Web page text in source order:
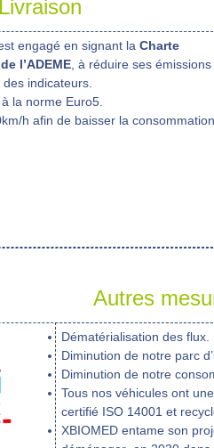
Livraison
engagé en signant la Charte
l’ADEME , à réduire ses
indicateurs.
la norme Euro5.
h afin de baisser la
Autres
Dématérialisation des flux.
Diminution de notre parc
Diminution de notre
Tous nos véhicules ont
certifié ISO 14001 et
XBIOMED entame son